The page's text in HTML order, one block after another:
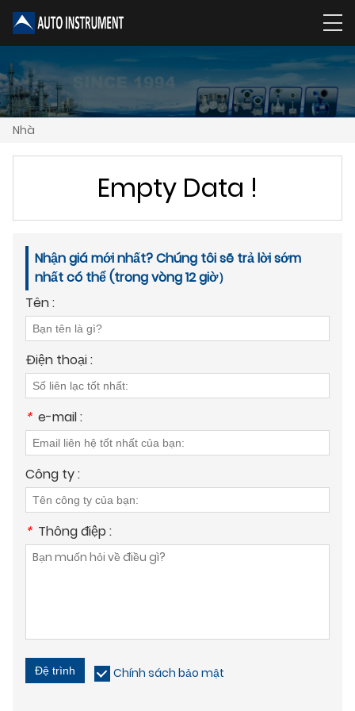
Nhà
Empty Data !
Nhận giá mới nhất? Chúng tôi sẽ trả lời sớm
nhất có thể (trong vòng 12 giờ）
Tên :
Điện thoại :
* e-mail :
Công ty :
* Thông điệp :
Đệ trình Chính sách bảo mật